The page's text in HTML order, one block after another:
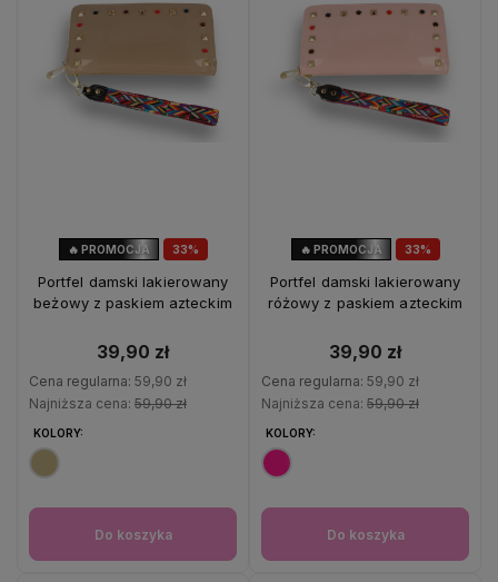
33%
🔥 PROMOCJA
Portfel damski lakierowany
beżowy z paskiem azteckim
39,90 zł
Cena regularna: 59,90 zł
Najniższa cena: 59,90 zł
KOLORY:
Do koszyka
33%
🔥 PROMOCJA
Portfel damski lakierowany
różowy z paskiem azteckim
39,90 zł
Cena regularna: 59,90 zł
Najniższa cena: 59,90 zł
KOLORY:
Do koszyka